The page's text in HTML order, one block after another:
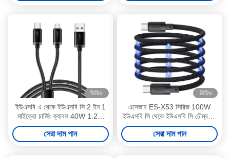
ভিডিও
ইউএসবি এ থেকে ইউএসবি সি 2 ইন 1
মাইক্রো চার্জিং ক্যাবল 40W 1.2m
ES-X60 সিরিজ
সেরা দাম পান
ভিডিও
এসেজার ES-X53 সিরিজ 100W
ইউএসবি সি থেকে ইউএসবি সি চৌম্বকীয়
চার্জিং কেবল
সেরা দাম পান